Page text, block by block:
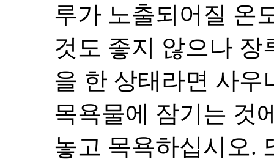
루가 노출되어질 온
것도 좋지 않으나 장
을 한 상태라면 사우
목욕물에 잠기는 것
놓고 목욕하십시오.